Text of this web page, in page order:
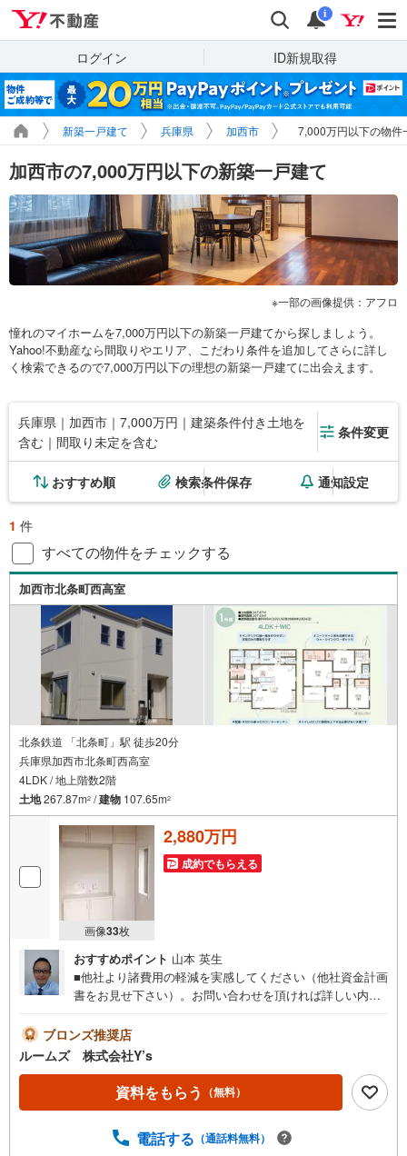
検索 通知
i
ログイン ID新規取得
新築一戸建て 兵庫県 加西市 7,000万円以下の物件
加西市の7,000万円以下の新築一戸建て
一部の画像提供：アフロ
憧れのマイホームを7,000万円以下の新築一戸建てから探しましょう。
Yahoo!不動産なら間取りやエリア、こだわり条件を追加してさらに詳し
く検索できるので7,000万円以下の理想の新築一戸建てに出会えます。
兵庫県｜加西市｜7,000万円｜建築条件付き土地を
含む｜間取り未定を含む
条件変更
おすすめ順 検索条件保存 通知設定
1 件
すべての物件をチェックする
加西市北条町西高室
北条鉄道 「北条町」駅 徒歩20分
兵庫県加西市北条町西高室
4LDK / 地上階数2階
土地267.87m2 /建物 107.65m2
画像33枚
2,880万円
成約でもらえる
おすすめポイント 山本 英生
■他社より諸費用の軽減を実感してください（他社資金計画
書をお見せ下さい）。お問い合わせを頂ければ詳しい内容
ムーズにお話が出来ます。■おまとめローン（消費者金融
系・車のローン・カード系の借入・エアコン等の電化製
品・引越業者代等）もおまとめ可 （株）ルームズ■積水ハ
ウスのMAST会員です。■営業マンの熱意とスピーディをモ
ットーにお客さん目線での営業を心がけており、営業マン
ーンが受けられます（詳しくはスタッフまで）■自営業の社
ブロンズ推奨店
ルームズ 株式会社Y’s
資料をもらう （無料）
電話する （通話料無料）